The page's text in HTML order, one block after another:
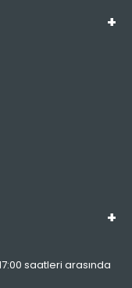
saatleri arasında